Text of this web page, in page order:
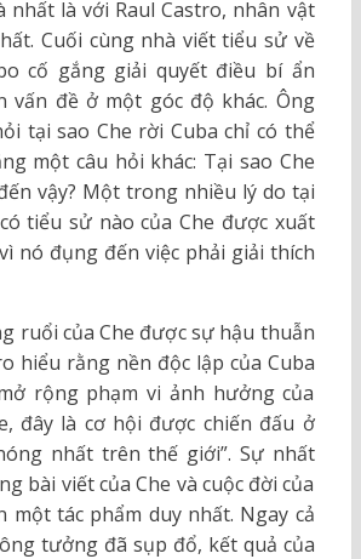
nhất là với Raul Castro, nhân vật
Cuối cùng nhà viết tiểu sử về
cố gắng giải quyết điều bí ẩn
vấn đề ở một góc độ khác. Ông
tại sao Che rời Cuba chỉ có thể
một câu hỏi khác: Tại sao Che
vậy? Một trong nhiều lý do tại
tiểu sử nào của Che được xuất
nó đụng đến việc phải giải thích
ruổi của Che được sự hậu thuẫn
hiểu rằng nền độc lập của Cuba
rộng phạm vi ảnh hưởng của
đây là cơ hội được chiến đấu ở
nhất trên thế giới”. Sự nhất
bài viết của Che và cuộc đời của
một tác phẩm duy nhất. Ngay cả
tưởng đã sụp đổ, kết quả của